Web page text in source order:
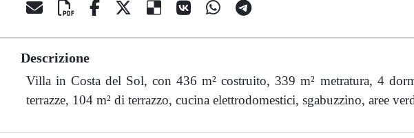
Descrizione
Villa in Costa del Sol, con 436 m² costruito, 339 m² metratura, 4
terrazze, 104 m² di terrazzo, cucina elettrodomestici, sgabuzzino, aree